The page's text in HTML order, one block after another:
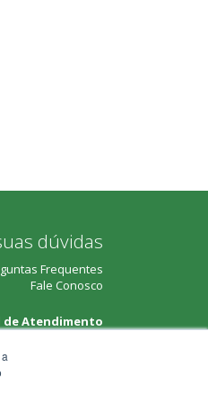
dúvidas
Frequentes
Fale Conosco
de Atendimento